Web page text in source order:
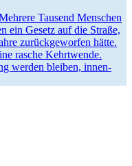
Tausend Men­schen
ein Gesetz auf die Straße,
zurück­ge­wor­fen hätte.
rasche Kehrt­wende.
werden bleiben, innen-